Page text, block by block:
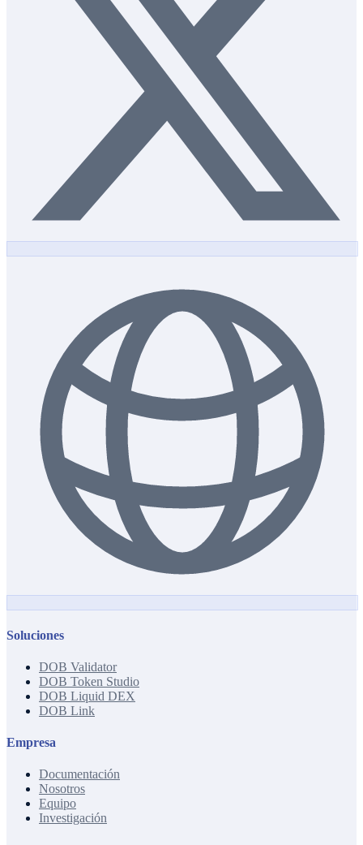
Soluciones
DOB Validator
DOB Token Studio
DOB Liquid DEX
DOB Link
Empresa
Documentación
Nosotros
Equipo
Investigación